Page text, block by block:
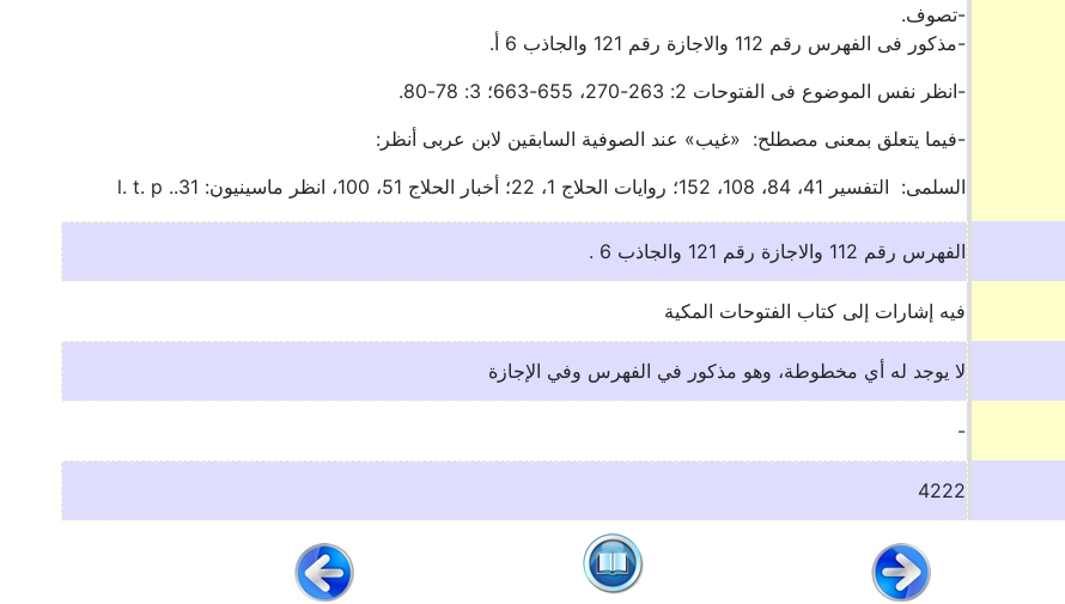
-تصوف.
-مذكور فى الفهرس رقم 112 والاجازة رقم 121 والجاذب 6 أ.
-انظر نفس الموضوع فى الفتوحات 2: 263-270، 655-663؛ 3: 78-80.
-فيما يتعلق بمعنى مصطلح: «غيب» عند الصوفية السابقين لابن عربى أنظر:
السلمى: التفسير 41، 84، 108، 152؛ روايات الحلاج 1، 22؛ أخبار الحلاج 51، 100، انظر ماسينيون: 31.. l. t. p
الفهرس رقم 112 والاجازة رقم 121 والجاذب 6 .
فيه إشارات إلى كتاب الفتوحات المكية
لا يوجد له أي مخطوطة، وهو مذكور في الفهرس وفي الإجازة
-
4222